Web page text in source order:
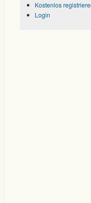
Kostenlos
Login